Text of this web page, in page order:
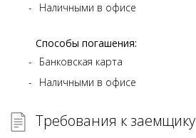
Наличными в офисе
Способы погашения:
Банковская карта
Наличными в офисе
Требования к заемщику